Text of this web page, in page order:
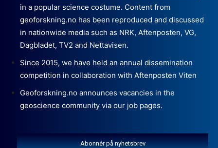
in a popular science costume. Content from
geoforskning.no has been reproduced and discussed
in nationwide media such as NRK, Aftenposten, VG,
Dagbladet, TV2 and Nettavisen.
Since 2015, we have held an annual dissemination
competition in collaboration with Aftenposten Viten
Geoforskning.no announces vacancies in the
geoscience community via our job pages.
Abonnér på nyhetsbrev